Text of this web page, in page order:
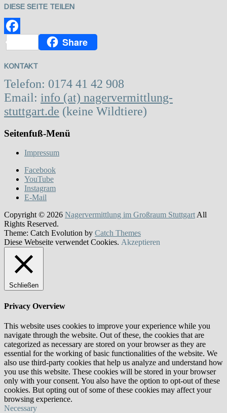
DIESE SEITE TEILEN
FacebookShare
KONTAKT
Telefon: 0174 41 42 908
Email: info (at) nagervermittlung-
stuttgart.de (keine Wildtiere)
Seitenfuß-Menü
Impressum
Facebook
YouTube
Instagram
E-Mail
Copyright © 2026 Nagervermittlung im Großraum StuttgartAll
Rights Reserved.
Theme: Catch Evolution by Catch Themes
Diese Webseite verwendet Cookies. Akzeptieren
Schließen
Privacy Overview
This website uses cookies to improve your experience while you
navigate through the website. Out of these, the cookies that are
categorized as necessary are stored on your browser as they are
essential for the working of basic functionalities of the website. We
also use third-party cookies that help us analyze and understand how
you use this website. These cookies will be stored in your browser
only with your consent. You also have the option to opt-out of these
cookies. But opting out of some of these cookies may affect your
browsing experience.
Necessary